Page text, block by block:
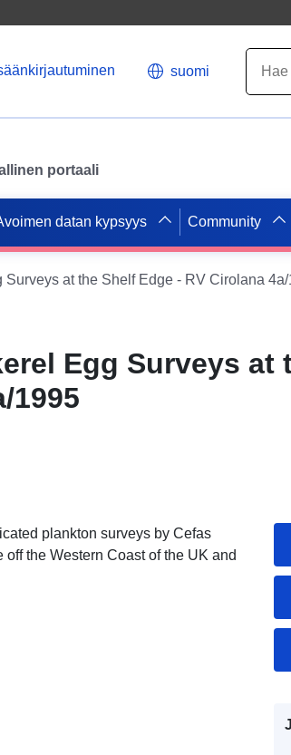
suomi
portaali
datan kypsyys Community
Surveys at the Shelf Edge - RV Cirolana
Egg Surveys at
1995
plankton surveys by Cefas
the Western Coast of the UK and